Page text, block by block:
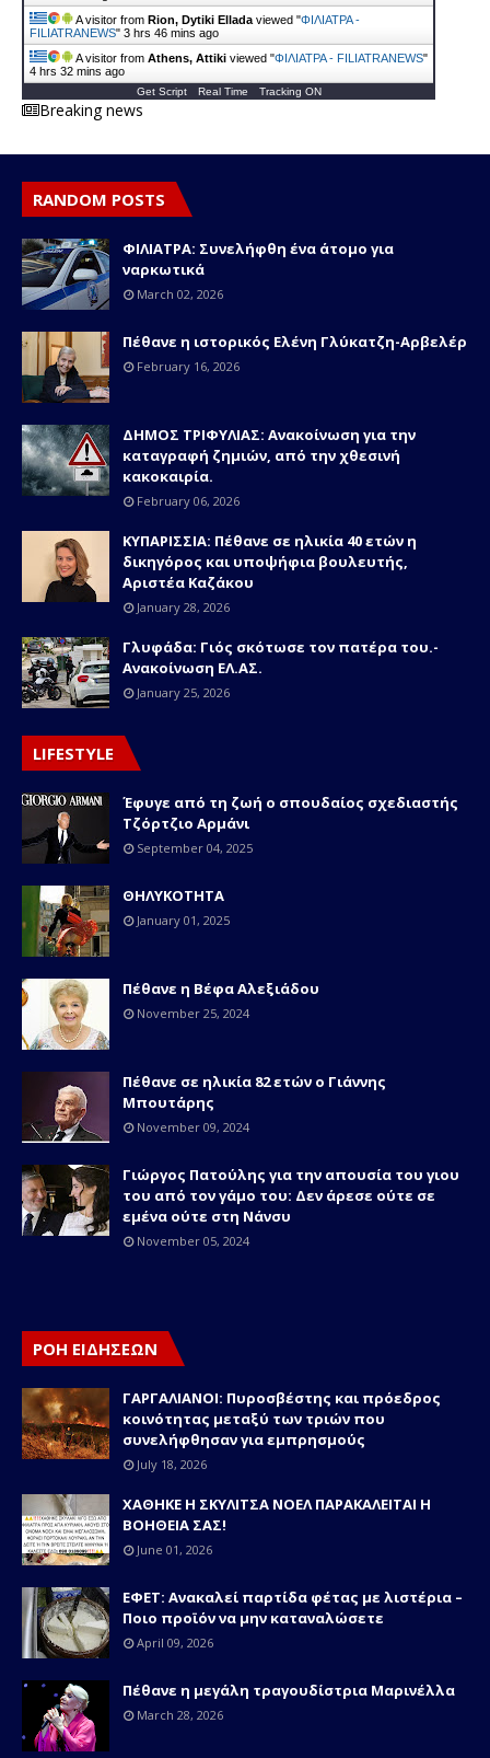
A visitor from Rion, Dytiki Ellada viewed "ΦΙΛΙΑΤΡΑ -
FILIATRANEWS" 3 hrs 46 mins ago
A visitor from Athens, Attiki viewed "ΦΙΛΙΑΤΡΑ - FILIATRANEWS"
4 hrs 32 mins ago
Get Script Real Time Tracking ON
Breaking news
RANDOM POSTS
ΦΙΛΙΑΤΡΑ: Συνελήφθη ένα άτομο για
ναρκωτικά
March 02, 2026
Πέθανε η ιστορικός Ελένη Γλύκατζη-Αρβελέρ
February 16, 2026
ΔΗΜΟΣ ΤΡΙΦΥΛΙΑΣ: Ανακοίνωση για την
καταγραφή ζημιών, από την χθεσινή
κακοκαιρία.
February 06, 2026
ΚΥΠΑΡΙΣΣΙΑ: Πέθανε σε ηλικία 40 ετών η
δικηγόρος και υποψήφια βουλευτής,
Αριστέα Καζάκου
January 28, 2026
Γλυφάδα: Γιός σκότωσε τον πατέρα του.-
Ανακοίνωση ΕΛ.ΑΣ.
January 25, 2026
LIFESTYLE
Έφυγε από τη ζωή ο σπουδαίος σχεδιαστής
Τζόρτζιο Αρμάνι
September 04, 2025
ΘΗΛΥΚΟΤΗΤΑ
January 01, 2025
Πέθανε η Βέφα Αλεξιάδου
November 25, 2024
Πέθανε σε ηλικία 82 ετών o Γιάννης
Μπουτάρης
November 09, 2024
Γιώργος Πατούλης για την απουσία του γιου
του από τον γάμο του: Δεν άρεσε ούτε σε
εμένα ούτε στη Νάνσυ
November 05, 2024
ΡΟΗ ΕΙΔΗΣΕΩΝ
ΓΑΡΓΑΛΙΑΝΟΙ: Πυροσβέστης και πρόεδρος
κοινότητας μεταξύ των τριών που
συνελήφθησαν για εμπρησμούς
July 18, 2026
ΧΑΘΗΚΕ Η ΣΚΥΛΙΤΣΑ ΝΟΕΛ ΠΑΡΑΚΑΛΕΙΤΑΙ Η
ΒΟΗΘΕΙΑ ΣΑΣ!
June 01, 2026
ΕΦΕΤ: Ανακαλεί παρτίδα φέτας με λιστέρια –
Ποιο προϊόν να μην καταναλώσετε
April 09, 2026
Πέθανε η μεγάλη τραγουδίστρια Μαρινέλλα
March 28, 2026